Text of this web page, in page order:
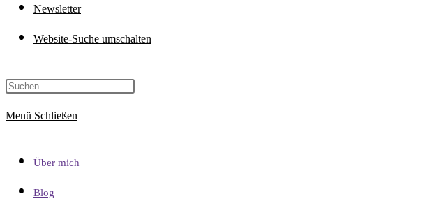
Newsletter
Website-Suche umschalten
Menü Schließen
Über mich
Blog